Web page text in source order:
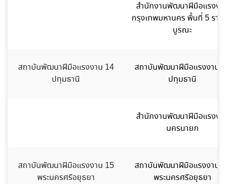
สำนักงานพัฒนาฝีมือแรงง
กรุงเทพมหานคร พื้นที่ 5 รา
บูรณะ
สถาบันพัฒนาฝีมือแรงงาน 14
ปทุมธานี
สถาบันพัฒนาฝีมือแรงงาน
ปทุมธานี
สำนักงานพัฒนาฝีมือแรงง
นครนายก
สถาบันพัฒนาฝีมือแรงงาน 15
พระนครศรีอยุธยา
สถาบันพัฒนาฝีมือแรงงาน
พระนครศรีอยุธยา